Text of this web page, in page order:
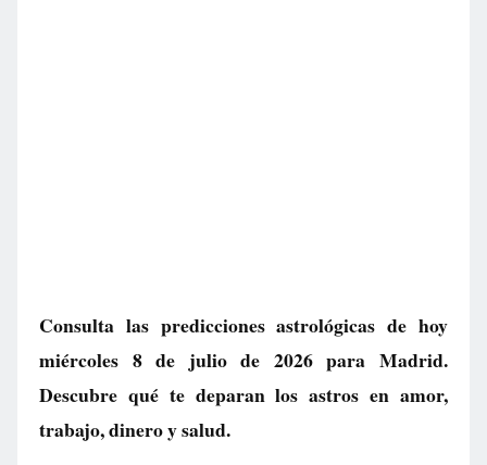
Consulta las predicciones astrológicas de hoy
miércoles 8 de julio de 2026 para Madrid.
Descubre qué te deparan los astros en amor,
trabajo, dinero y salud.